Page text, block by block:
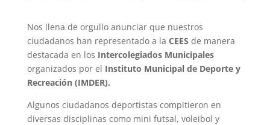
Nos llena de orgullo anunciar que nuestros
ciudadanos han representado a la CEES de manera
destacada en los Intercolegiados Municipales
organizados por el Instituto Municipal de Deporte y
Recreación (IMDER).
Algunos ciudadanos deportistas compitieron en
diversas disciplinas como mini futsal, voleibol y